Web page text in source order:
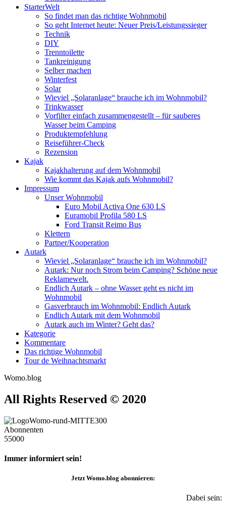
StarterWelt
So findet man das richtige Wohnmobil
So geht Internet heute: Neuer Preis/Leistungssieger
Technik
DIY
Trenntoilette
Tankreinigung
Selber machen
Winterfest
Solar
Wieviel „Solaranlage“ brauche ich im Wohnmobil?
Trinkwasser
Vorfilter einfach zusammengestellt – für sauberes
Wasser beim Camping
Produktempfehlung
Reiseführer-Check
Rezension
Kajak
Kajakhalterung auf dem Wohnmobil
Wie kommt das Kajak aufs Wohnmobil?
Impressum
Unser Wohnmobil
Euro Mobil Activa One 630 LS
Euramobil Profila 580 LS
Ford Transit Reimo Bus
Klettern
Partner/Kooperation
Autark
Wieviel „Solaranlage“ brauche ich im Wohnmobil?
Autark: Nur noch Strom beim Camping? Schöne neue
Reklamewelt.
Endlich Autark – ohne Wasser geht es nicht im
Wohnmobil
Gasverbrauch im Wohnmobil: Endlich Autark
Endlich Autark mit dem Wohnmobil
Autark auch im Winter? Geht das?
Kategorie
Kommentare
Das richtige Wohnmobil
Tour de Weihnachtsmarkt
Womo.blog
All Rights Reserved © 2020
Abonnenten
55000
Immer informiert sein!
JetztWomo.blog abonnieren:
Dabei sein: